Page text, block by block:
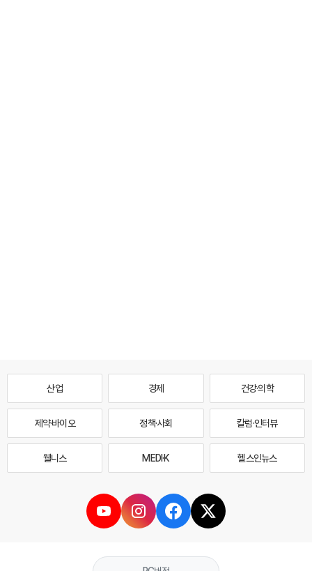
산업 경제 건강·의학
제약·바이오 정책·사회 칼럼·인터뷰
웰니스 MEDI·K 헬스인뉴스